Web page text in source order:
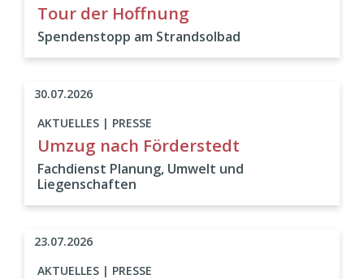
Tour der Hoffnung
Spendenstopp am Strandsolbad
AKTUELLES | PRESSE
Umzug nach Förderstedt
Fachdienst Planung, Umwelt und
Liegenschaften
30.07.2026
AKTUELLES | PRESSE
23.07.2026